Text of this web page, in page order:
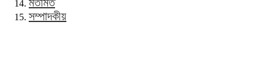
সম্পাদকীয়